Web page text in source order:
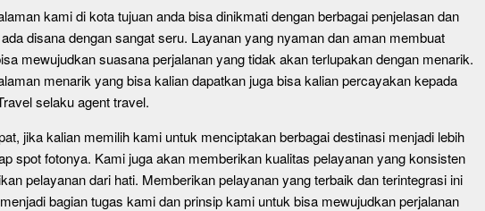
kami di kota tujuan anda bisa dinikmati dengan berbagai penjelasan dan
disana dengan sangat seru. Layanan yang nyaman dan aman membuat
mewujudkan suasana perjalanan yang tidak akan terlupakan dengan menarik.
menarik yang bisa kalian dapatkan juga bisa kalian percayakan kepada
selaku agent travel.
jika kalian memilih kami untuk menciptakan berbagai destinasi menjadi lebih
spot fotonya. Kami juga akan memberikan kualitas pelayanan yang konsisten
pelayanan dari hati. Memberikan pelayanan yang terbaik dan terintegrasi ini
bagian tugas kami dan prinsip kami untuk bisa mewujudkan perjalanan